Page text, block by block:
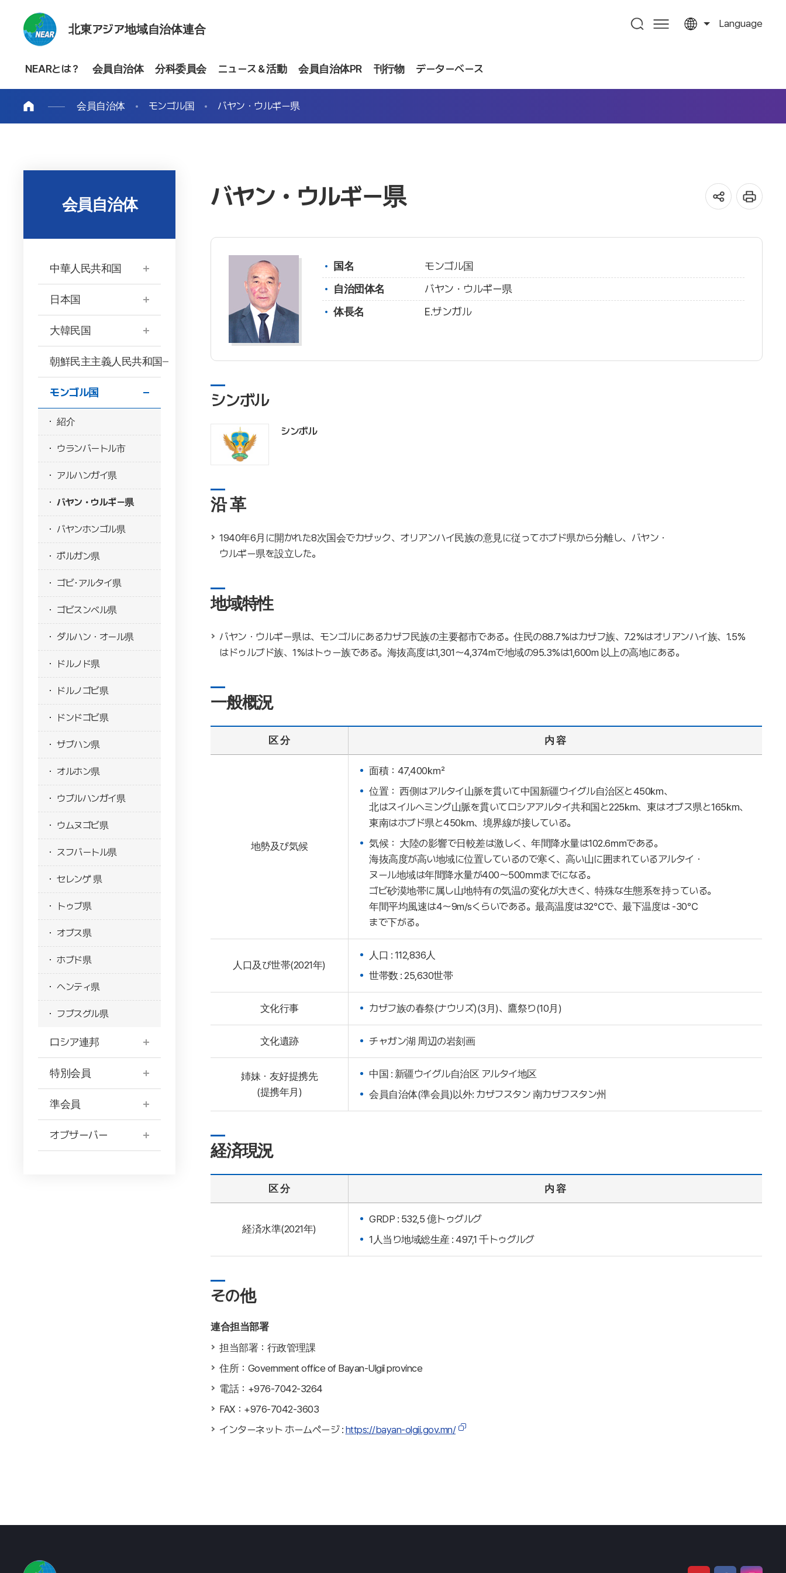
北東アジア地域自治体連合 Language
NEARとは？ 会員自治体 分科委員会 ニュース＆活動 会員自治体PR 刊行物 データーベース
会員自治体 モンゴル国 バヤン・ウルギー県
会員自治体
中華人民共和国
日本国
大韓民国
朝鮮民主主義人民共和国
モンゴル国
紹介
ウランバートル市
アルハンガイ県
バヤン・ウルギー県
バヤンホンゴル県
ボルガン県
ゴビ･アルタイ県
ゴビスンベル県
ダルハン・オール県
ドルノド県
ドルノゴビ県
ドンドゴビ県
ザブハン県
オルホン県
ウブルハンガイ県
ウムヌゴビ県
スフバートル県
セレンゲ 県
トゥブ県
オブス県
ホブド県
ヘンティ県
フブスグル県
ロシア連邦
特別会員
準会員
オブザーバー
バヤン・ウルギー県
国名
モンゴル国
自治団体名
バヤン・ウルギー県
体長名
E.ザンガル
シンボル
シンボル
沿 革
1940年6月に開かれた8次国会でカザック、オリアンハイ民族の意見に従ってホブド県から分離し、バヤン・
ウルギー県を設立した。
地域特性
バヤン・ウルギー県は、モンゴルにあるカザフ民族の主要都市である。住民の88.7%はカザフ族、7.2%はオリアンハイ族、1.5%
はドゥルブド族、1%はトゥー族である。海抜高度は1,301～4,374mで地域の95.3%は1,600m 以上の高地にある。
一般概況
区 分 内 容
地勢及び気候
面積：47,400㎢
位置： 西側はアルタイ山脈を貫いて中国新疆ウイグル自治区と450㎞、
北はスイルヘミング山脈を貫いてロシアアルタイ共和国と225㎞、東はオブス県と165㎞、
東南はホブド県と450㎞、境界線が接している。
気候： 大陸の影響で日較差は激しく、年間降水量は102.6㎜である。
海抜高度が高い地域に位置しているので寒く、高い山に囲まれているアルタイ・
ヌール地域は年間降水量が400～500㎜までになる。
ゴビ砂漠地帯に属し山地特有の気温の変化が大きく、特殊な生態系を持っている。
年間平均風速は4～9m/sくらいである。最高温度は32℃で、最下温度は -30℃
まで下がる。
人口及び世帯(2021年)
人口 : 112,836人
世帯数 : 25,630世帯
文化行事 カザフ族の春祭(ナウリズ)(3月)、鷹祭り(10月)
文化遺跡 チャガン湖 周辺の岩刻画
姉妹・友好提携先
(提携年月)
中国 : 新疆ウイグル自治区 アルタイ地区
会員自治体(準会員)以外: カザフスタン 南カザフスタン州
経済現況
区 分 内 容
経済水準(2021年)
GRDP : 532,5 億トゥグルグ
1人当り地域総生産 : 497,1 千トゥグルグ
その他
連合担当部署
担当部署：行政管理課
住所：Government office of Bayan-Ulgii province
電話：+976-7042-3264
FAX：+976-7042-3603
インターネット ホームページ : https://bayan-olgii.gov.mn/